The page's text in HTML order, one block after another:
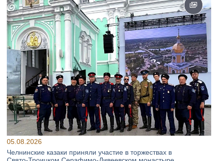
05.08.2026
Челнинские казаки приняли участие в торжествах в